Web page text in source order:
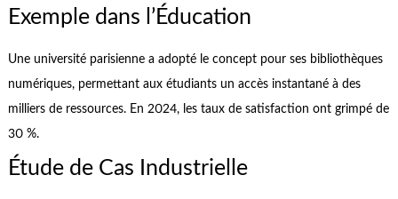
Exemple dans l’Éducation
Une université parisienne a adopté le concept pour ses bibliothèques
numériques, permettant aux étudiants un accès instantané à des
milliers de ressources. En 2024, les taux de satisfaction ont grimpé de
30 %.
Étude de Cas Industrielle